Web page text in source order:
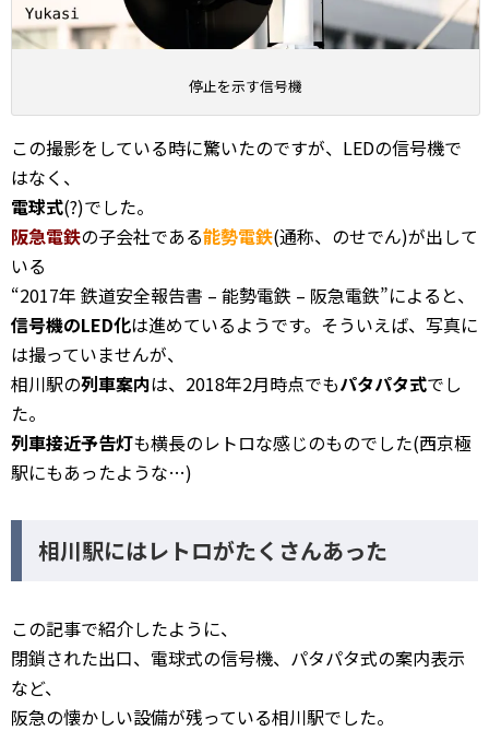
停止を示す信号機
この撮影をしている時に驚いたのですが、LEDの信号機で
はなく、
電球式(?)でした。
阪急電鉄の子会社である能勢電鉄(通称、のせでん)が出して
いる
“2017年 鉄道安全報告書 – 能勢電鉄 – 阪急電鉄”によると、
信号機のLED化は進めているようです。そういえば、写真に
は撮っていませんが、
相川駅の列車案内は、2018年2月時点でもパタパタ式でし
た。
列車接近予告灯も横長のレトロな感じのものでした(西京極
駅にもあったような…)
相川駅にはレトロがたくさんあった
この記事で紹介したように、
閉鎖された出口、電球式の信号機、パタパタ式の案内表示
など、
阪急の懐かしい設備が残っている相川駅でした。